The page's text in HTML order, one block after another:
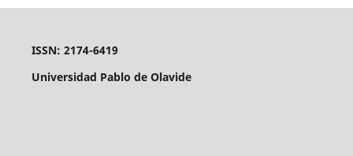
ISSN: 2174-6419
Universidad Pablo de Olavide